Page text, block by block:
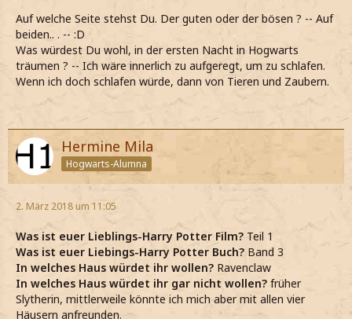
Auf welche Seite stehst Du. Der guten oder der bösen ? -- Auf
beiden.. . -- :D
Was würdest Du wohl, in der ersten Nacht in Hogwarts
träumen ? -- Ich wäre innerlich zu aufgeregt, um zu schlafen.
Wenn ich doch schlafen würde, dann von Tieren und Zaubern.
Hermine Mila
Hogwarts-Alumna
2. März 2018 um 11:05
Was ist euer Lieblings-Harry Potter Film? Teil 1
Was ist euer Liebings-Harry Potter Buch? Band 3
In welches Haus würdet ihr wollen? Ravenclaw
In welches Haus würdet ihr gar nicht wollen? früher
Slytherin, mittlerweile könnte ich mich aber mit allen vier
Häusern anfreunden.